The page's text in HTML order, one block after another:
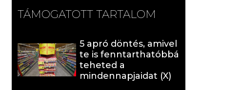
TÁMOGATOTT TARTALOM
5 apró döntés, amivel
te is fenntarthatóbbá
teheted a
mindennapjaidat (X)